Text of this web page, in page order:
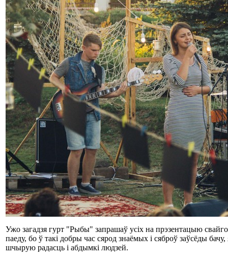
Ужо загадзя гурт "Рыбы" запрашаў усіх на прэзентацыю
паеду, бо ў такі добры час сярод знаёмых і сяброў заўсёды
шчырую радасць і абдымкі людзей.